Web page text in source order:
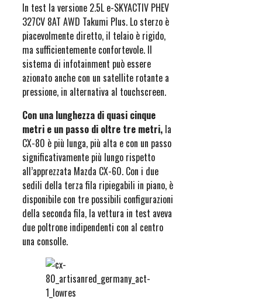
In test la versione 2.5L e-SKYACTIV PHEV
327CV 8AT AWD Takumi Plus. Lo sterzo è
piacevolmente diretto, il telaio è rigido,
ma sufficientemente confortevole. Il
sistema di infotainment può essere
azionato anche con un satellite rotante a
pressione, in alternativa al touchscreen.
Con una lunghezza di quasi cinque
metri e un passo di oltre tre metri, la
CX-80 è più lunga, più alta e con un passo
significativamente più lungo rispetto
all’apprezzata Mazda CX-60. Con i due
sedili della terza fila ripiegabili in piano, è
disponibile con tre possibili configurazioni
della seconda fila, la vettura in test aveva
due poltrone indipendenti con al centro
una consolle.